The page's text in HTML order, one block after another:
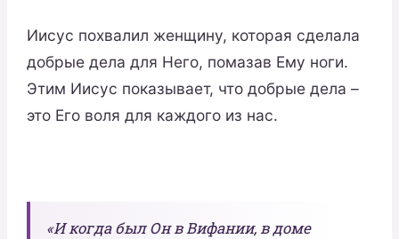
Иисус похвалил женщину, которая сделала
добрые дела для Него, помазав Ему ноги.
Этим Иисус показывает, что добрые дела –
это Его воля для каждого из нас.
«И когда был Он в Вифании, в доме